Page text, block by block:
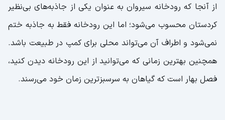
از آنجا که رودخانه سیروان به عنوان یکی از جاذبه‌های بی‌نظیر
کردستان محسوب می‌شود؛ اما این رودخانه فقط به جاذبه ختم
نمی‌شود و اطراف آن می‌تواند محلی برای کمپ در طبیعت باشد.
همچنین بهترین زمانی که می‌توانید از این رودخانه دیدن کنید،
فصل بهار است که گیاهان به سرسبزترین زمان خود می‌رسند.